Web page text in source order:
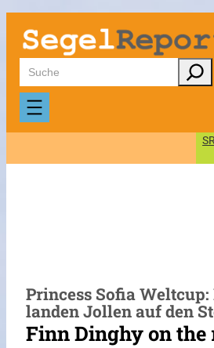
Zum
Inhalt
springen
Suchen
Princess Sofia
landen Jollen auf den
Finn Dinghy on the